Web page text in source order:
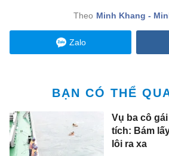
Minh Khang -
Zalo
BẠN CÓ THỂ
Vụ ba cô
tích: Bám
lôi ra xa